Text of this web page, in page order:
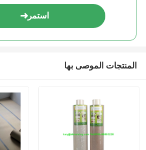
استمر
المنتجات الموصى بها